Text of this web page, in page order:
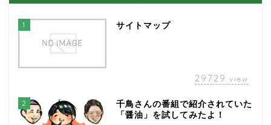
1 サイトマップ
29729 view
2
千鳥さんの番組で紹介されていた
「醤油」を試してみたよ！